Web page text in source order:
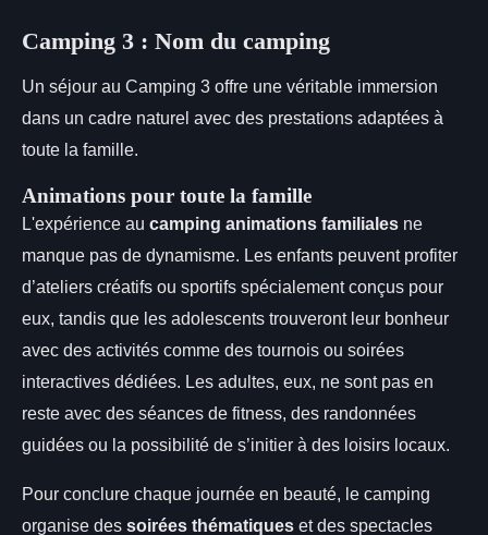
Camping 3 : Nom du camping
Un séjour au Camping 3 offre une véritable immersion
dans un cadre naturel avec des prestations adaptées à
toute la famille.
Animations pour toute la famille
L'expérience au camping animations familiales ne
manque pas de dynamisme. Les enfants peuvent profiter
d’ateliers créatifs ou sportifs spécialement conçus pour
eux, tandis que les adolescents trouveront leur bonheur
avec des activités comme des tournois ou soirées
interactives dédiées. Les adultes, eux, ne sont pas en
reste avec des séances de fitness, des randonnées
guidées ou la possibilité de s’initier à des loisirs locaux.
Pour conclure chaque journée en beauté, le camping
organise des soirées thématiques et des spectacles